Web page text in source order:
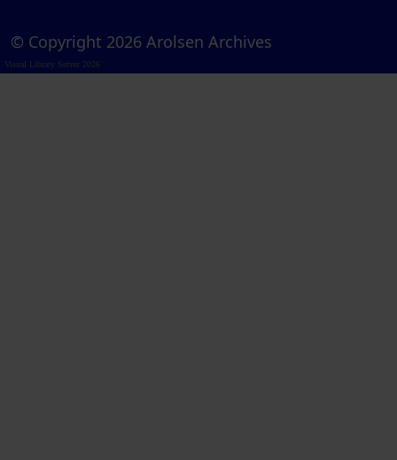
© Copyright 2026 Arolsen Archives
Visual Library Server 2026